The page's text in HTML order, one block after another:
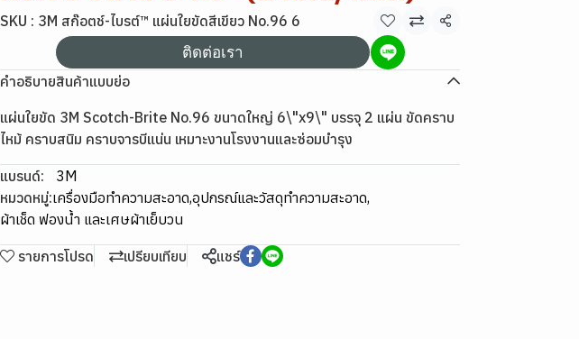
SKU : 3M สก๊อตช์-ไบรต์™ แผ่นใยขัดสีเขียว No.96 6
แชร์
ติดต่อเรา
คำอธิบายสินค้าแบบย่อ
แผ่นใยขัด 3M Scotch-Brite No.96 ขนาดใหญ่ 6\"x9\" บรรจุ 2 แผ่น ขัดคราบ
ไหม้ คราบสนิม คราบจารบีแน่น เหมาะงานโรงงานและซ่อมบำรุง
แบรนด์:
3M
หมวดหมู่:เครื่องมือทำความสะอาด,อุปกรณ์และวัสดุทำความสะอาด,
ผ้าเช็ด ฟองน้ำ และเศษผ้าเย็บวน
รายการโปรด เปรียบเทียบ แชร์